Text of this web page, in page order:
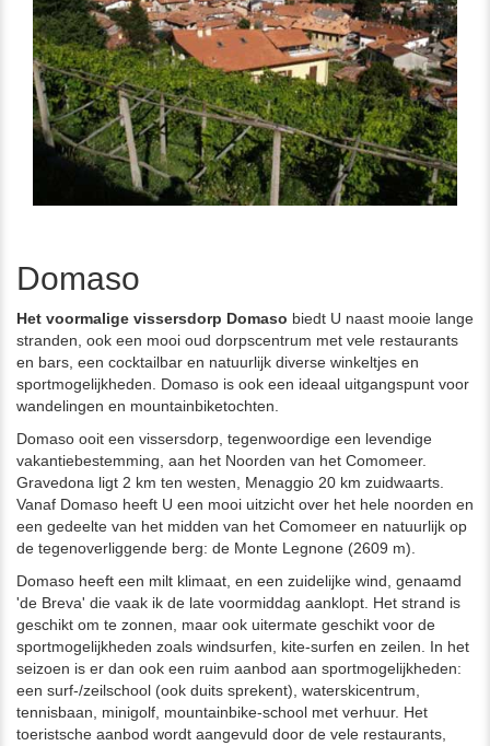
Domaso
Het voormalige vissersdorp Domaso biedt U naast mooie lange
stranden, ook een mooi oud dorpscentrum met vele restaurants
en bars, een cocktailbar en natuurlijk diverse winkeltjes en
sportmogelijkheden. Domaso is ook een ideaal uitgangspunt voor
wandelingen en mountainbiketochten.
Domaso ooit een vissersdorp, tegenwoordige een levendige
vakantiebestemming, aan het Noorden van het Comomeer.
Gravedona ligt 2 km ten westen, Menaggio 20 km zuidwaarts.
Vanaf Domaso heeft U een mooi uitzicht over het hele noorden en
een gedeelte van het midden van het Comomeer en natuurlijk op
de tegenoverliggende berg: de Monte Legnone (2609 m).
Domaso heeft een milt klimaat, en een zuidelijke wind, genaamd
'de Breva' die vaak ik de late voormiddag aanklopt. Het strand is
geschikt om te zonnen, maar ook uitermate geschikt voor de
sportmogelijkheden zoals windsurfen, kite-surfen en zeilen. In het
seizoen is er dan ook een ruim aanbod aan sportmogelijkheden:
een surf-/zeilschool (ook duits sprekent), waterskicentrum,
tennisbaan, minigolf, mountainbike-school met verhuur. Het
toeristsche aanbod wordt aangevuld door de vele restaurants,